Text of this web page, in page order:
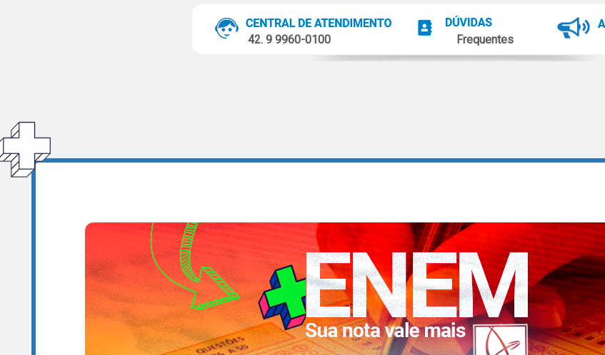
42. 9 9960-0100 Frequentes